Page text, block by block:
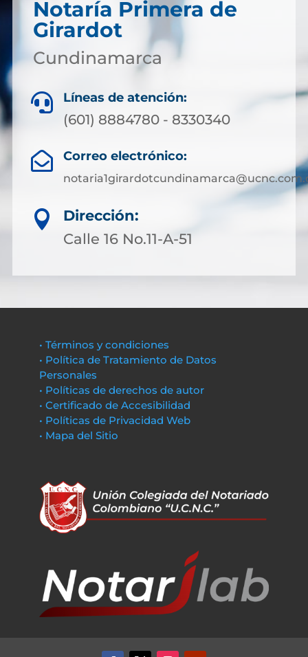
Notaría Primera de
Girardot
Cundinamarca
 Líneas de atención:
(601) 8884780 - 8330340
 Correo electrónico:

Dirección:
Calle 16 No.11-A-51
• Términos y condiciones
• Política de Tratamiento de Datos
Personales
• Políticas de derechos de autor
• Certificado de Accesibilidad
• Políticas de Privacidad Web
• Mapa del Sitio